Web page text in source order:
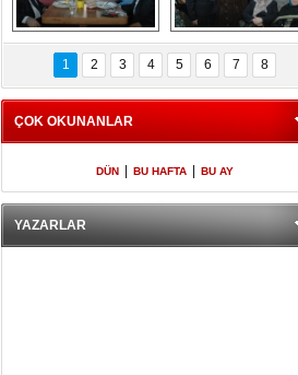
Kaymakamlıktan
iftar yemeği
NERGÜL
YILDIRIM SEÇİM
BÜROSUNU AÇTI
1 2 3 4 5 6 7 8
ÇOK OKUNANLAR
DÜN BU HAFTA BU AY
YAZARLAR